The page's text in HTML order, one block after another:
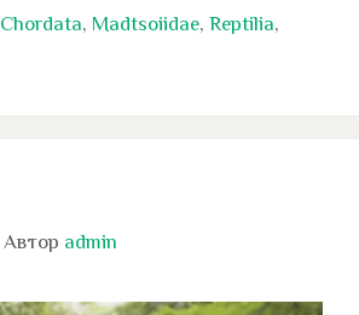
Chordata, Madtsoiidae,Reptilia,
Автор admin